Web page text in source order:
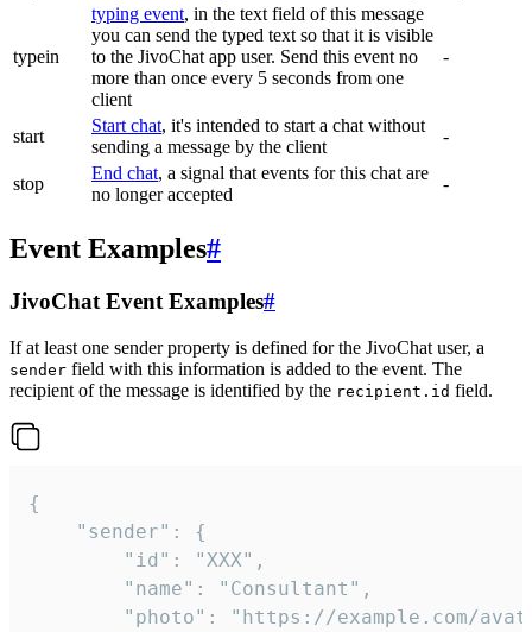
typein
typing event, in the text field of this message
you can send the typed text so that it is visible
to the JivoChat app user. Send this event no
more than once every 5 seconds from one
client
-
start
Start chat, it's intended to start a chat without
sending a message by the client
-
stop
End chat, a signal that events for this chat are
no longer accepted
-
Event Examples#
JivoChat Event Examples#
If at least one sender property is defined for the JivoChat user, a
sender field with this information is added to the event. The
recipient of the message is identified by the recipient.id field.
{